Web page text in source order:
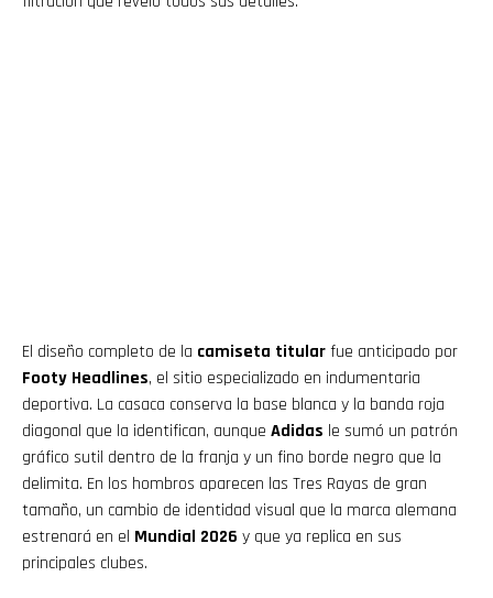
El diseño completo de la camiseta titularfue anticipado por
Footy Headlines, el sitio especializado en indumentaria
deportiva. La casaca conserva la base blanca y la banda roja
diagonal que la identifican, aunque Adidas le sumó un patrón
gráfico sutil dentro de la franja y un fino borde negro que la
delimita. En los hombros aparecen las Tres Rayas de gran
tamaño, un cambio de identidad visual que la marca alemana
estrenará en el Mundial 2026 y que ya replica en sus
principales clubes.